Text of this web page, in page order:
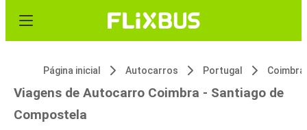
Página inicial Autocarros Portugal Coimbra
Viagens de Autocarro Coimbra - Santiago de
Compostela